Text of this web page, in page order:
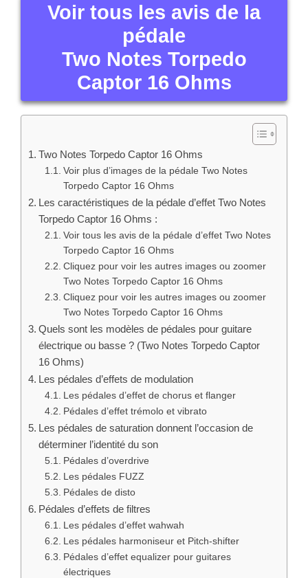
Voir tous les avis de la
pédale
Two Notes Torpedo
Captor 16 Ohms
Two Notes Torpedo Captor 16 Ohms
Voir plus d’images de la pédale Two Notes
Torpedo Captor 16 Ohms
Les caractéristiques de la pédale d’effet Two Notes
Torpedo Captor 16 Ohms :
Voir tous les avis de la pédale d’effet Two Notes
Torpedo Captor 16 Ohms
Cliquez pour voir les autres images ou zoomer
Two Notes Torpedo Captor 16 Ohms
Cliquez pour voir les autres images ou zoomer
Two Notes Torpedo Captor 16 Ohms
Quels sont les modèles de pédales pour guitare
électrique ou basse ? (Two Notes Torpedo Captor
16 Ohms)
Les pédales d’effets de modulation
Les pédales d’effet de chorus et flanger
Pédales d’effet trémolo et vibrato
Les pédales de saturation donnent l’occasion de
déterminer l’identité du son
Pédales d’overdrive
Les pédales FUZZ
Pédales de disto
Pédales d’effets de filtres
Les pédales d’effet wahwah
Les pédales harmoniseur et Pitch-shifter
Pédales d’effet equalizer pour guitares
électriques